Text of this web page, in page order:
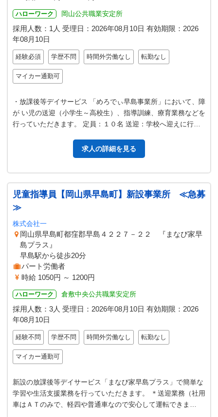
ハローワーク 岡山公共職業安定所
採用人数：1人 受理日： 2026年08月10日 有効期限： 2026
年08月10日
経験必須 学歴不問 時間外労働なし 転勤なし
マイカー通勤可
・放課後等デイサービス 「めろでぃ早島事業所」において、障
が い児の送迎（小学生～高校生）、指導訓練、療育業務などを
行っていただきます。 定員：１０名 送迎：学校へ迎えに行
求人の詳細を見る
児童指導員【岡山県早島町】新設事業所 ≪急募
≫
株式会社一
岡山県早島町都窪郡早島４２２７－２２ 『まなび家早
島プラス』
早島駅から徒歩20分
パート労働者
時給 1050円 ～ 1200円
ハローワーク 倉敷中央公共職業安定所
採用人数：3人 受理日： 2026年08月10日 有効期限： 2026
年08月10日
経験不問 学歴不問 時間外労働なし 転勤なし
マイカー通勤可
新設の放課後等デイサービス「まなび家早島プラス」で簡単な
学習や生活支援業務を行っていただきます。 ＊送迎業務（社用
車はＡＴのみで、軽四や普通車なので安心して運転できま